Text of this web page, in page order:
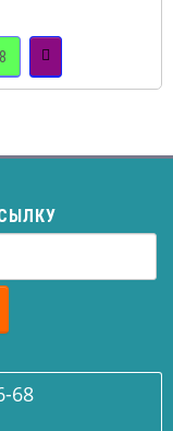
68